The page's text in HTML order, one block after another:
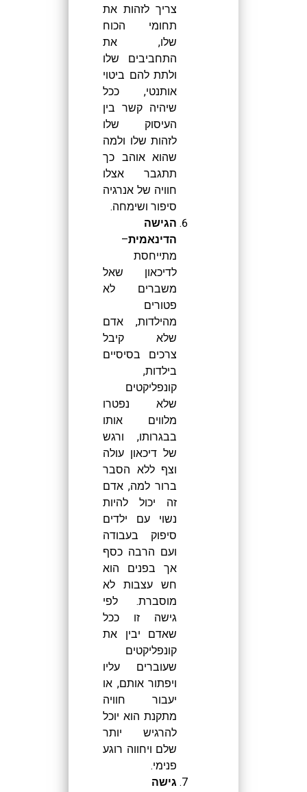
צריך לזהות את
תחומי הכוח
שלו, את
התחביבים שלו
ולתת להם ביטוי
אותנטי, ככל
שיהיה קשר בין
העיסוק שלו
לזהות שלו ולמה
שהוא אוהב כך
תתגבר אצלו
חוויה של אנרגיה
סיפור ושימחה.
הגישה
הדינאמית–
מתייחסת
לדיכאון שאל
משברים לא
פטורים
מהילדות, אדם
שלא קיבל
צרכים בסיסיים
בילדות,
קונפליקטים
שלא נפטרו
מלווים אותו
בבגרותו, ורגש
של דיכאון עולה
וצף ללא הסבר
ברור למה, אדם
זה יכול להיות
נשוי עם ילדים
סיפוק בעבודה
ועם הרבה כסף
אך בפנים הוא
חש עצבות לא
מוסברת. לפי
גישה זו ככל
שאדם יבין את
קונפליקטים
שעוברים עליו
ויפתור אותם, או
יעבור חוויה
מתקנת הוא יוכל
להרגיש יותר
שלם ויחווה רוגע
פנימי.
גישה